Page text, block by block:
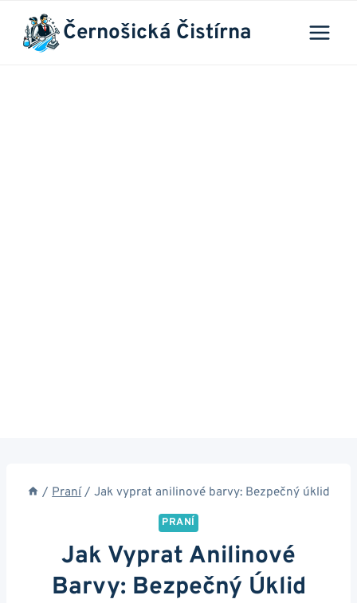
Přeskočit
obsah
Černošická Čistírna
/ Praní / Jak vyprat anilinové barvy: Bezpečný úklid
PRANÍ
Jak Vyprat Anilinové
Barvy: Bezpečný Úklid